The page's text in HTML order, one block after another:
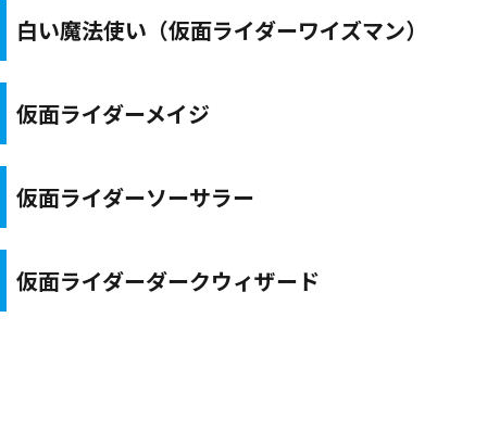
白い魔法使い（仮面ライダーワイズマン）
仮面ライダーメイジ
仮面ライダーソーサラー
仮面ライダーダークウィザード